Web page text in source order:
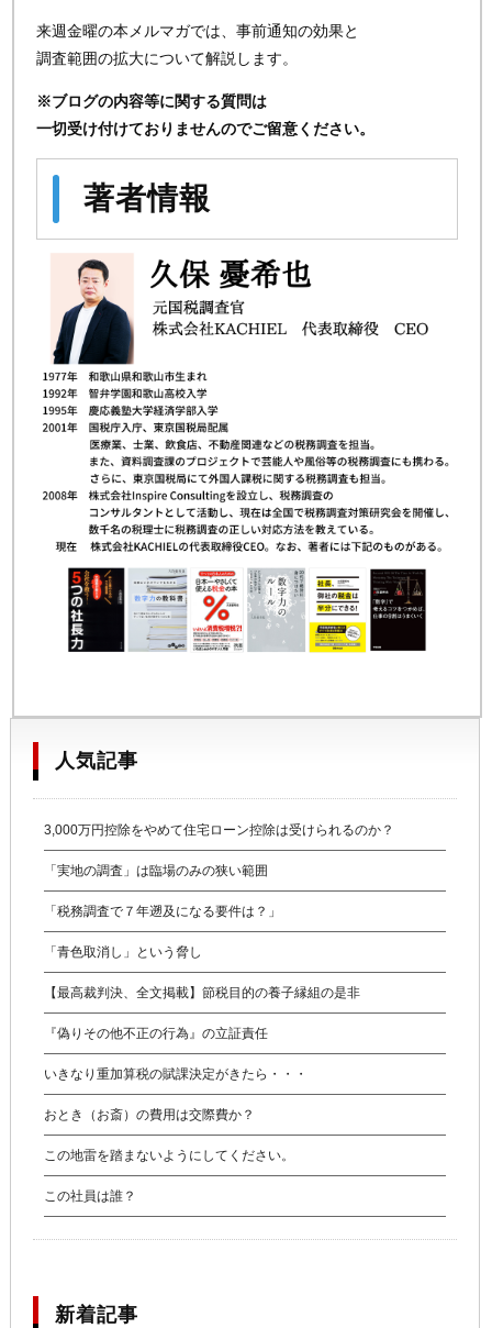
来週金曜の本メルマガでは、事前通知の効果と
調査範囲の拡大について解説します。
※ブログの内容等に関する質問は
一切受け付けておりませんのでご留意ください。
著者情報
人気記事
3,000万円控除をやめて住宅ローン控除は受けられるのか？
「実地の調査」は臨場のみの狭い範囲
「税務調査で７年遡及になる要件は？」
「青色取消し」という脅し
【最高裁判決、全文掲載】節税目的の養子縁組の是非
『偽りその他不正の行為』の立証責任
いきなり重加算税の賦課決定がきたら・・・
おとき（お斎）の費用は交際費か？
この地雷を踏まないようにしてください。
この社員は誰？
新着記事